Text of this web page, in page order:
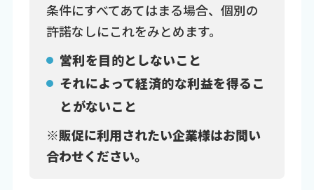
条件にすべてあてはまる場合、個別の
許諾なしにこれをみとめます。
営利を目的としないこと
それによって経済的な利益を得るこ
とがないこと
※販促に利用されたい企業様はお問い
合わせください。